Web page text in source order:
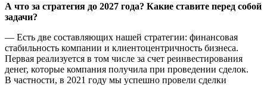
А что за стратегия до 2027 года? Какие ставите перед собой
задачи?
— Есть две составляющих нашей стратегии: финансовая
стабильность компании и клиентоцентричность бизнеса.
Первая реализуется в том числе за счет реинвестирования
денег, которые компания получила при проведении сделок.
В частности, в 2021 году мы успешно провели сделки